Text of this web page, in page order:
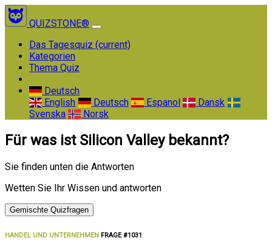
QUIZSTONE®
Das Tagesquiz (current)
Kategorien
Thema Quiz
Deutsch
English
Deutsch Espanol
Dansk
Svenska
Norsk
Für was ist Silicon Valley bekannt?
Sie finden unten die Antworten
Wetten Sie Ihr Wissen und antworten
Gemischte Quizfragen
HANDEL UND UNTERNEHMEN FRAGE #1031